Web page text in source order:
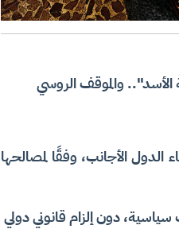
الأجانب، وفقًا لمصالحها
سياسية، دون إلزام قانوني دولي